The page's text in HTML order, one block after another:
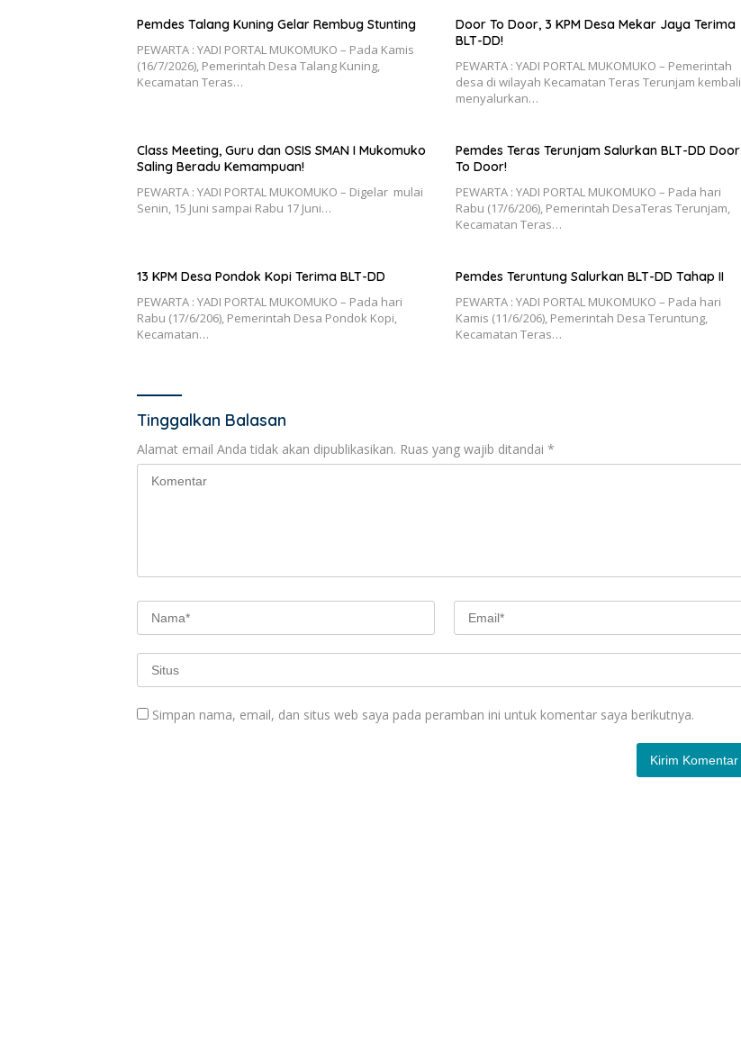
Pemdes Talang Kuning Gelar Rembug Stunting
PEWARTA : YADI PORTAL MUKOMUKO – Pada Kamis
(16/7/2026), Pemerintah Desa Talang Kuning,
Kecamatan Teras…
Door To Door, 3 KPM Desa Mekar Jaya Terima
BLT-DD!
PEWARTA : YADI PORTAL MUKOMUKO – Pemerintah
desa di wilayah Kecamatan Teras Terunjam kembali
menyalurkan…
Class Meeting, Guru dan OSIS SMAN I Mukomuko
Saling Beradu Kemampuan!
PEWARTA : YADI PORTAL MUKOMUKO – Digelar mulai
Senin, 15 Juni sampai Rabu 17 Juni…
Pemdes Teras Terunjam Salurkan BLT-DD Door
To Door!
PEWARTA : YADI PORTAL MUKOMUKO – Pada hari
Rabu (17/6/206), Pemerintah DesaTeras Terunjam,
Kecamatan Teras…
13 KPM Desa Pondok Kopi Terima BLT-DD
PEWARTA : YADI PORTAL MUKOMUKO – Pada hari
Rabu (17/6/206), Pemerintah Desa Pondok Kopi,
Kecamatan…
Pemdes Teruntung Salurkan BLT-DD Tahap II
PEWARTA : YADI PORTAL MUKOMUKO – Pada hari
Kamis (11/6/206), Pemerintah Desa Teruntung,
Kecamatan Teras…
Tinggalkan Balasan
Alamat email Anda tidak akan dipublikasikan. Ruas yang wajib ditandai *
Simpan nama, email, dan situs web saya pada peramban ini untuk komentar saya berikutnya.